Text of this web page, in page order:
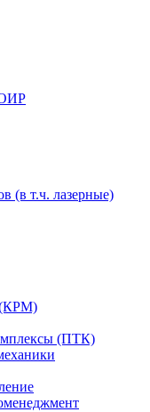
(в т.ч. лазерные)
(КРМ)
(ПТК)